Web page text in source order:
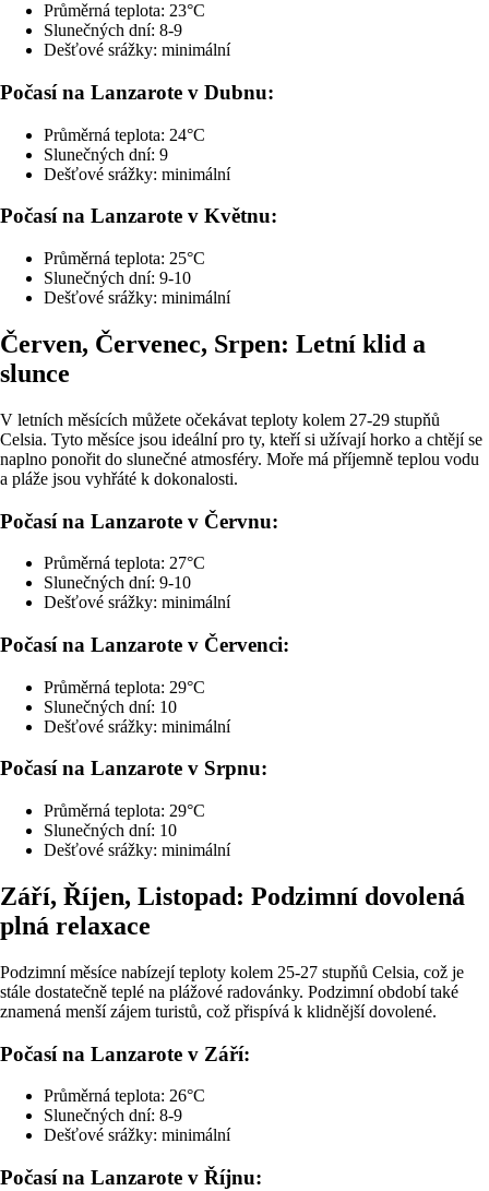
Průměrná teplota: 23°C
Slunečných dní: 8-9
Dešťové srážky: minimální
Počasí na Lanzarote v Dubnu:
Průměrná teplota: 24°C
Slunečných dní: 9
Dešťové srážky: minimální
Počasí na Lanzarote v Květnu:
Průměrná teplota: 25°C
Slunečných dní: 9-10
Dešťové srážky: minimální
Červen, Červenec, Srpen: Letní klid a
slunce
V letních měsících můžete očekávat teploty kolem 27-29 stupňů
Celsia. Tyto měsíce jsou ideální pro ty, kteří si užívají horko a chtějí se
naplno ponořit do slunečné atmosféry. Moře má příjemně teplou vodu
a pláže jsou vyhřáté k dokonalosti.
Počasí na Lanzarote v Červnu:
Průměrná teplota: 27°C
Slunečných dní: 9-10
Dešťové srážky: minimální
Počasí na Lanzarote v Červenci:
Průměrná teplota: 29°C
Slunečných dní: 10
Dešťové srážky: minimální
Počasí na Lanzarote v Srpnu:
Průměrná teplota: 29°C
Slunečných dní: 10
Dešťové srážky: minimální
Září, Říjen, Listopad: Podzimní dovolená
plná relaxace
Podzimní měsíce nabízejí teploty kolem 25-27 stupňů Celsia, což je
stále dostatečně teplé na plážové radovánky. Podzimní období také
znamená menší zájem turistů, což přispívá k klidnější dovolené.
Počasí na Lanzarote v Září:
Průměrná teplota: 26°C
Slunečných dní: 8-9
Dešťové srážky: minimální
Počasí na Lanzarote v Říjnu: